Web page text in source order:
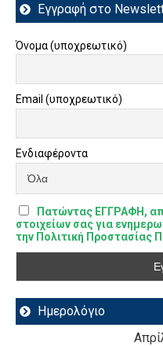
Εγγραφή στο
Όνομα (υποχρεωτικό)
Email (υποχρεωτικό)
Ενδιαφέροντα
Πατώντας ΕΓΓΡΑΦΗ,
στοιχείων σας για
την Πολιτική
Ημερολόγιο